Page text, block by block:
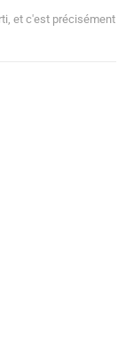
et c'est précisément